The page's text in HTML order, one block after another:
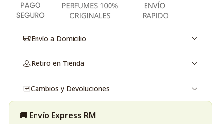
Envío a Domicilio
Retiro en Tienda
Cambios y Devoluciones
🚚 Envío Express RM